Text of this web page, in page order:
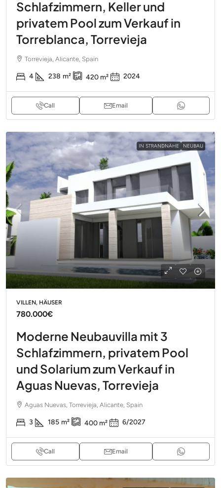
Schlafzimmern, Keller und
privatem Pool zum Verkauf in
Torreblanca, Torrevieja
Torrevieja, Alicante, Spain
4 238 m² 420 m² 2024
Call Email
IN STRANDNÄHE NEUBAU
VILLEN, HÄUSER
780.000€
Moderne Neubauvilla mit 3
Schlafzimmern, privatem Pool
und Solarium zum Verkauf in
Aguas Nuevas, Torrevieja
Aguas Nuevas, Torrevieja, Alicante, Spain
3 185 m² 400 m² 6/2027
Call Email